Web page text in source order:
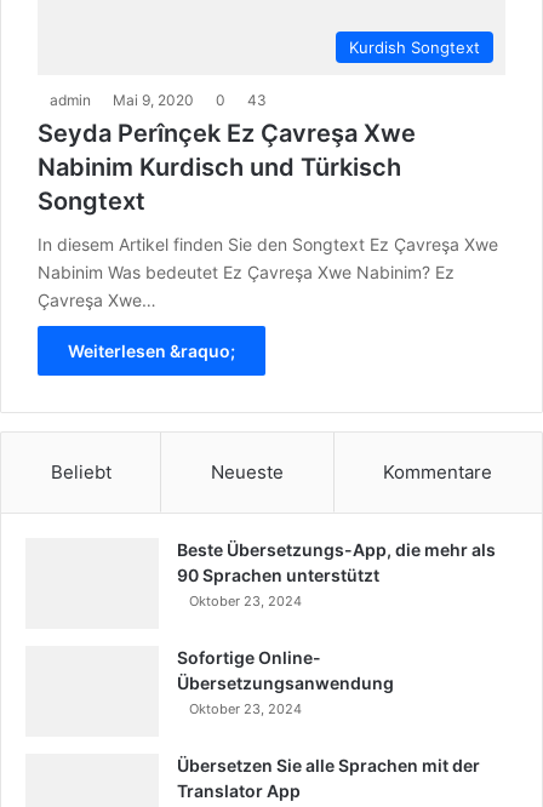
Kurdish Songtext
admin Mai 9, 2020 0 43
Seyda Perînçek Ez Çavreşa Xwe
Nabinim Kurdisch und Türkisch
Songtext
In diesem Artikel finden Sie den Songtext Ez Çavreşa Xwe
Nabinim Was bedeutet Ez Çavreşa Xwe Nabinim? Ez
Çavreşa Xwe…
Weiterlesen &raquo;
Beliebt Neueste Kommentare
Beste Übersetzungs-App, die mehr als
90 Sprachen unterstützt
Oktober 23, 2024
Sofortige Online-
Übersetzungsanwendung
Oktober 23, 2024
Übersetzen Sie alle Sprachen mit der
Translator App